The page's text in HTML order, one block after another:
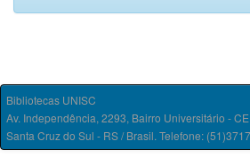
Bibliotecas UNISC
Av. Independência, 2293, Bairro Universitário -
Santa Cruz do Sul - RS / Brasil. Telefone: